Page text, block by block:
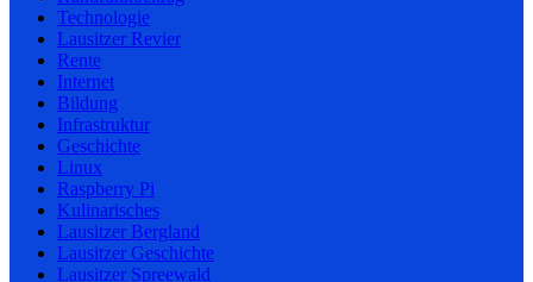
Technologie
Lausitzer Revier
Rente
Internet
Bildung
Infrastruktur
Geschichte
Linux
Raspberry Pi
Kulinarisches
Lausitzer Bergland
Lausitzer Geschichte
Lausitzer Spreewald